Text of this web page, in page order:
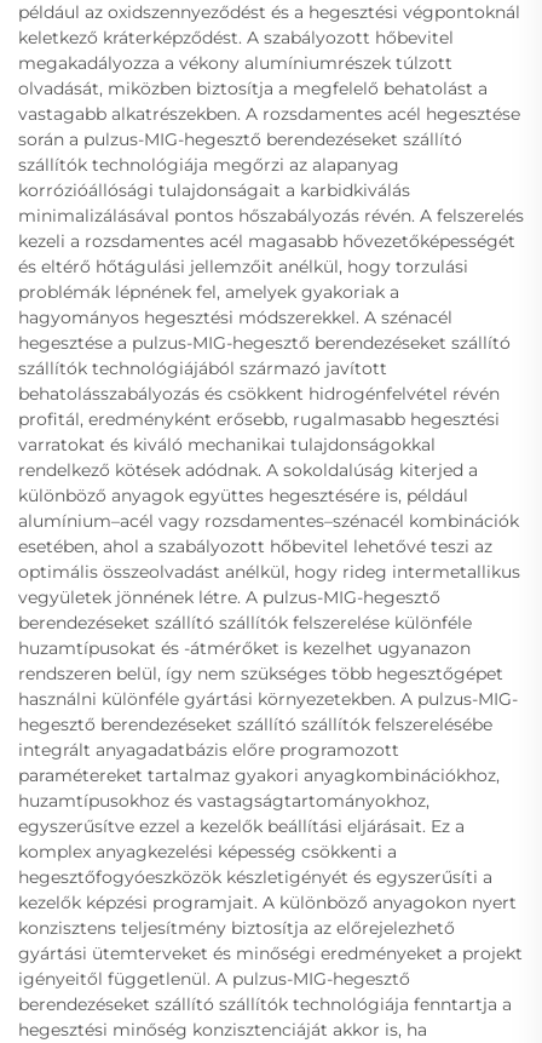
például az oxidszennyeződést és a hegesztési végpontoknál
keletkező kráterképződést. A szabályozott hőbevitel
megakadályozza a vékony alumíniumrészek túlzott
olvadását, miközben biztosítja a megfelelő behatolást a
vastagabb alkatrészekben. A rozsdamentes acél hegesztése
során a pulzus-MIG-hegesztő berendezéseket szállító
szállítók technológiája megőrzi az alapanyag
korrózióállósági tulajdonságait a karbidkiválás
minimalizálásával pontos hőszabályozás révén. A felszerelés
kezeli a rozsdamentes acél magasabb hővezetőképességét
és eltérő hőtágulási jellemzőit anélkül, hogy torzulási
problémák lépnének fel, amelyek gyakoriak a
hagyományos hegesztési módszerekkel. A szénacél
hegesztése a pulzus-MIG-hegesztő berendezéseket szállító
szállítók technológiájából származó javított
behatolásszabályozás és csökkent hidrogénfelvétel révén
profitál, eredményként erősebb, rugalmasabb hegesztési
varratokat és kiváló mechanikai tulajdonságokkal
rendelkező kötések adódnak. A sokoldalúság kiterjed a
különböző anyagok együttes hegesztésére is, például
alumínium–acél vagy rozsdamentes–szénacél kombinációk
esetében, ahol a szabályozott hőbevitel lehetővé teszi az
optimális összeolvadást anélkül, hogy rideg intermetallikus
vegyületek jönnének létre. A pulzus-MIG-hegesztő
berendezéseket szállító szállítók felszerelése különféle
huzamtípusokat és -átmérőket is kezelhet ugyanazon
rendszeren belül, így nem szükséges több hegesztőgépet
használni különféle gyártási környezetekben. A pulzus-MIG-
hegesztő berendezéseket szállító szállítók felszerelésébe
integrált anyagadatbázis előre programozott
paramétereket tartalmaz gyakori anyagkombinációkhoz,
huzamtípusokhoz és vastagságtartományokhoz,
egyszerűsítve ezzel a kezelők beállítási eljárásait. Ez a
komplex anyagkezelési képesség csökkenti a
hegesztőfogyóeszközök készletigényét és egyszerűsíti a
kezelők képzési programjait. A különböző anyagokon nyert
konzisztens teljesítmény biztosítja az előrejelezhető
gyártási ütemterveket és minőségi eredményeket a projekt
igényeitől függetlenül. A pulzus-MIG-hegesztő
berendezéseket szállító szállítók technológiája fenntartja a
hegesztési minőség konzisztenciáját akkor is, ha